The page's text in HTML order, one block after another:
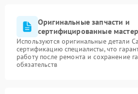
Оригинальные запчасти и
сертифицированные
Используются оригинальные детали
сертификацию специалисты, что
работу после ремонта и сохранение
обязательств